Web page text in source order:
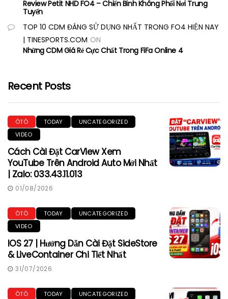
Review Petit NHD FO4 – Chiến Binh Không Phổi Nơi Trung
Tuyến
TOP 10 CDM ĐÁNG SỬ DỤNG NHẤT TRONG FO4 HIỆN NAY
| TINESPORTS.COM ON
Những CDM Giá Rẻ Cực Chất Trong FiFa Online 4
Recent Posts
ÔTÔ TODAY
UNCATEGORIZED
VIDEO
Cách Cài Đặt CarView Xem
YouTube Trên Android Auto Mới Nhất
| Zalo: 033.43.11.013
01/08/2026
ÔTÔ TODAY
UNCATEGORIZED
VIDEO
IOS 27 | Hướng Dẫn Cài Đặt SideStore
& LiveContainer Chi Tiết Nhất
31/07/2026
ÔTÔ TODAY
UNCATEGORIZED